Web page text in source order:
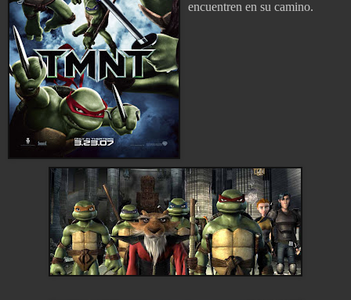
encuentren en su camino.